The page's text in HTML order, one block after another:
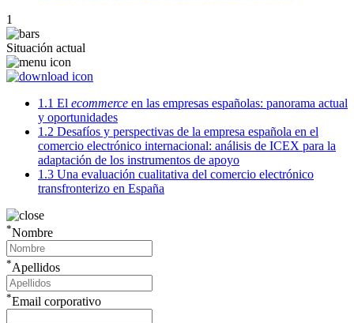
1
Situación actual
1.1 El ecommerce en las empresas españolas: panorama actual
y oportunidades
1.2 Desafíos y perspectivas de la empresa española en el
comercio electrónico internacional: análisis de ICEX para la
adaptación de los instrumentos de apoyo
1.3 Una evaluación cualitativa del comercio electrónico
transfronterizo en España
*Nombre
*Apellidos
*Email corporativo